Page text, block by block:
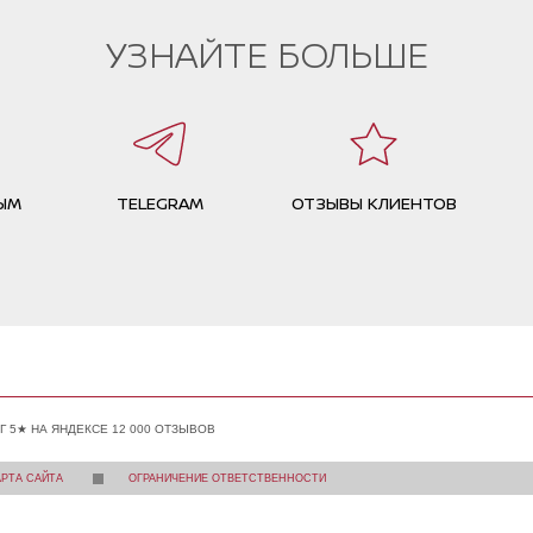
УЗНАЙТЕ БОЛЬШЕ
TELEGRAM ОТЗЫВЫ КЛИЕНТОВ
5★ НА ЯНДЕКСЕ 12 000 ОТЗЫВОВ
САЙТА ОГРАНИЧЕНИЕ ОТВЕТСТВЕННОСТИ